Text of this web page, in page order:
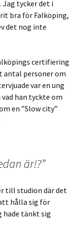
Jag tycker det i
bra för Falköping,
det nog inte
certifiering
antal personer om
var en ung
han tyckte om
en ”Slow city”
är!?”
till studion där det
hålla sig för
hade tänkt sig